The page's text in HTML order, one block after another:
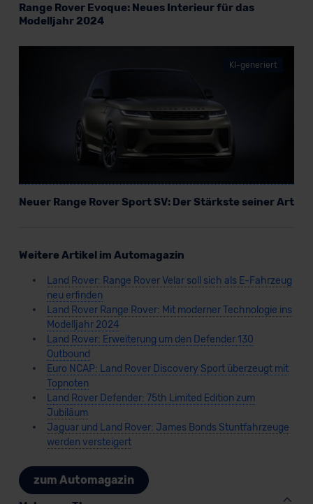
Range Rover Evoque: Neues Interieur für das
Modelljahr 2024
KI-generiert
Neuer Range Rover Sport SV: Der Stärkste seiner Art
Weitere Artikel im Automagazin
Land Rover: Range Rover Velar soll sich als E-Fahrzeug
neu erfinden
Land Rover Range Rover: Mit moderner Technologie ins
Modelljahr 2024
Land Rover: Erweiterung um den Defender 130
Outbound
Euro NCAP: Land Rover Discovery Sport überzeugt mit
Topnoten
Land Rover Defender: 75th Limited Edition zum
Jubiläum
Jaguar und Land Rover: James Bonds Stuntfahrzeuge
werden versteigert
zum Automagazin